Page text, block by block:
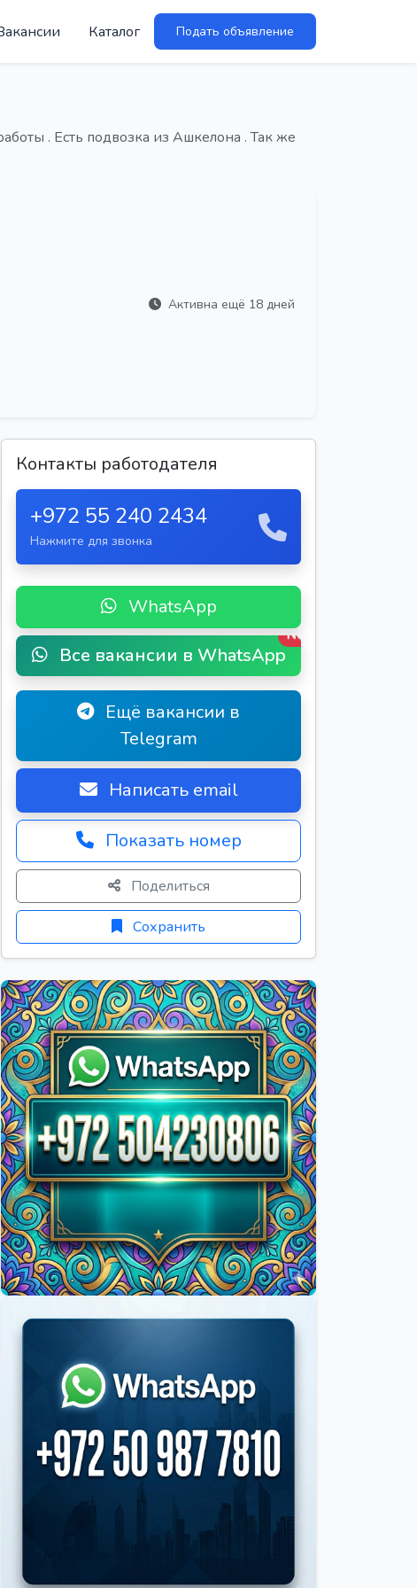
Каталог Подать объявление
. Есть подвозка из Ашкелона . Так же
Активна ещё 18 дней
Контакты работодателя
+972 55 240 2434
Нажмите для звонка
WhatsApp
Все вакансии в WhatsApp
New
Ещё вакансии в
Telegram
Написать email
Показать номер
Поделиться
Сохранить